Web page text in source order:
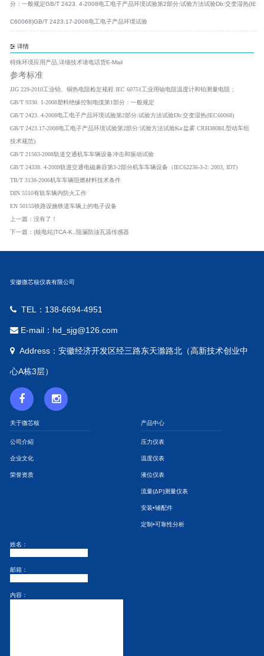
分：一般规定GB/T 2423. 4-2008电工电子产品环境试验第2部分:试验方法试验Db:交变湿热(IE
C60068)GB/T 2423.17-2008电工电子产品环境试验
详情
特殊环境应用产品,详细技术请电话货E-Mail
参考标准
JJG 229-2010工业铂、铜热电阻检定规程 IEC60751 工业用铀电阻温度计和铂测量电阻；
GB/T 9330. 1-2008塑料绝缘控制电缆第1部分：一般规定
GB/T 2423. 4-2008电工电子产品环境试验第2部分:试验方法试验Db:交变湿热(IEC60068)
GB/T 2423.17-2008电工电子产品环境试验第2部分:试验方法试验Ka:盐雾 CRH380BL型动车组
技术规范)
GB/T 21563-2008轨道交通机车车辆设备冲击和振动试验
GB/T 24338. 4-2009轨道交通电磁兼容第3-2部分机车车辆设备（IEC62236-3-2: 2003, IDT)
TB/T 3138-2006机车车辆阻燃材料技术条件
DIN5510有轨车辆内防火工作
EN50155铁路设施铁道车辆上的电子设备
上一篇：没有了！
下一篇：(核电站)TCA-K..阻漏防油瓦温传感器
安徽微芯核仪表有限公司
TEL：138-6694-4951
E-mail：hd_sjg@126.com
Address：安徽经济开发区经三路东天滁路北（高新技术创业中
心A栋3层）
关于微芯核
公司介紹
企业文化
荣誉资质
产品中心
压力仪表
温度仪表
液位仪表
流量(ΔP)测量仪表
安装•辅配件
定制•可靠性分析
姓名：
邮箱：
内容：